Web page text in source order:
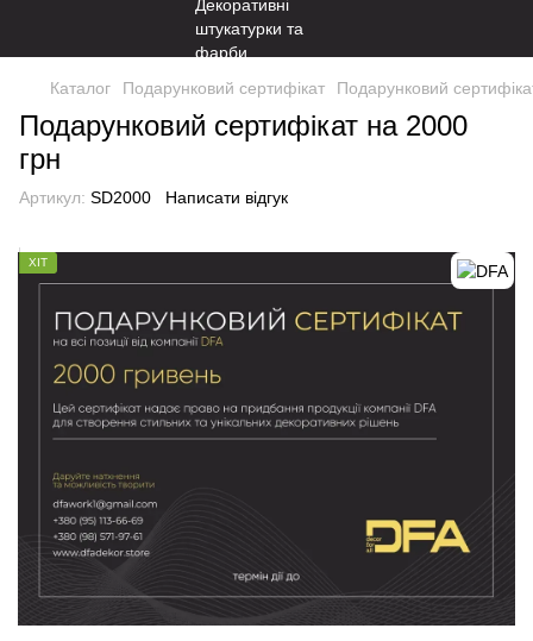
Каталог Подарунковий сертифікат Подарунковий
Подарунковий сертифікат на 2000
грн
Артикул: SD2000 Написати відгук
ХІТ